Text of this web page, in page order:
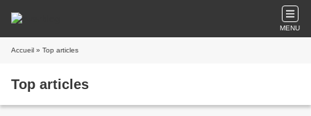
MENU
Accueil » Top articles
Top articles